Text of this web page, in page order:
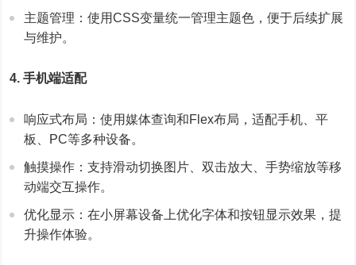
主题管理：使用CSS变量统一管理主题色，便于后续扩展
与维护。
4. 手机端适配
响应式布局：使用媒体查询和Flex布局，适配手机、平
板、PC等多种设备。
触摸操作：支持滑动切换图片、双击放大、手势缩放等移
动端交互操作。
优化显示：在小屏幕设备上优化字体和按钮显示效果，提
升操作体验。